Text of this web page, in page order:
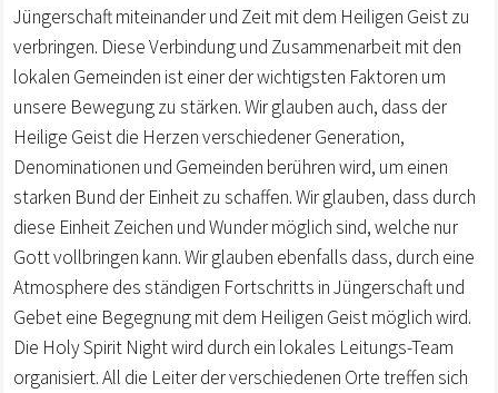
Jüngerschaft miteinander und Zeit mit dem Heiligen Geist zu
verbringen. Diese Verbindung und Zusammenarbeit mit den
lokalen Gemeinden ist einer der wichtigsten Faktoren um
unsere Bewegung zu stärken. Wir glauben auch, dass der
Heilige Geist die Herzen verschiedener Generation,
Denominationen und Gemeinden berühren wird, um einen
starken Bund der Einheit zu schaffen. Wir glauben, dass durch
diese Einheit Zeichen und Wunder möglich sind, welche nur
Gott vollbringen kann. Wir glauben ebenfalls dass, durch eine
Atmosphere des ständigen Fortschritts in Jüngerschaft und
Gebet eine Begegnung mit dem Heiligen Geist möglich wird.
Die Holy Spirit Night wird durch ein lokales Leitungs-Team
organisiert. All die Leiter der verschiedenen Orte treffen sich